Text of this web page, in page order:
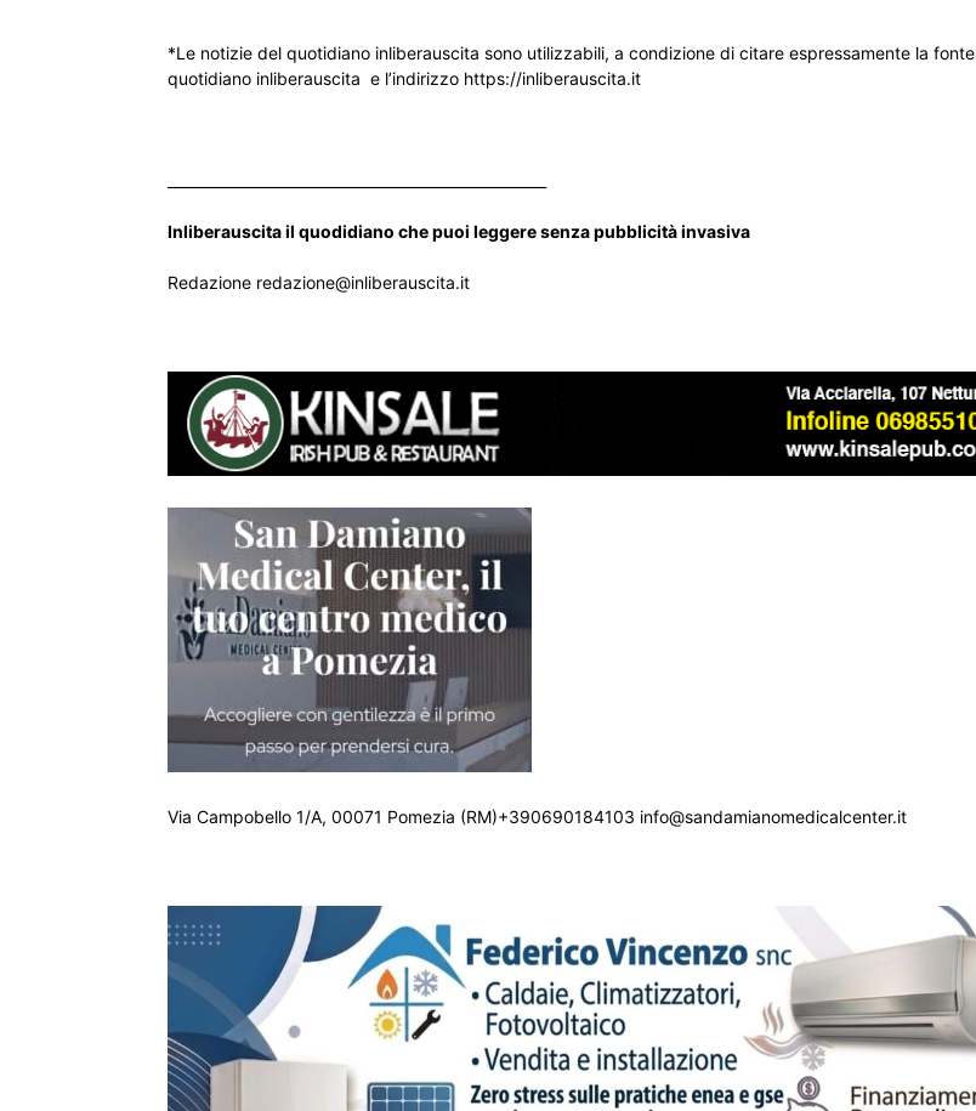
*Le notizie del quotidiano inliberauscita sono utilizzabili, a condizione di citare espressamente la fonte
quotidiano inliberauscita e l’indirizzo https://inliberauscita.it
Inliberauscita il quodidiano che puoi leggere senza pubblicità invasiva
Redazione redazione@inliberauscita.it
Via Campobello 1/A, 00071 Pomezia (RM)+390690184103 info@sandamianomedicalcenter.it